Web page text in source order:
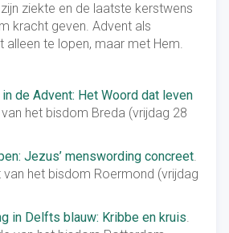
ziekte en de laatste kerstwens
kracht geven. Advent als
alleen te lopen, maar met Hem.
de Advent: Het Woord dat leven
van het bisdom Breda (vrijdag 28
Jezus’ menswording concreet.
van het bisdom Roermond (vrijdag
in Delfts blauw: Kribbe en kruis.